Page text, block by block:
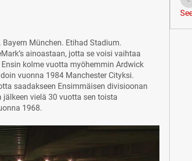
München. Etihad Stadium.
ainoastaan, jotta se voisi vaihtaa
kolme vuotta myöhemmin Ardwick
vuonna 1984 Manchester Cityksi.
saadakseen Ensimmäisen divisioonan
vielä 30 vuotta sen toista
1968.